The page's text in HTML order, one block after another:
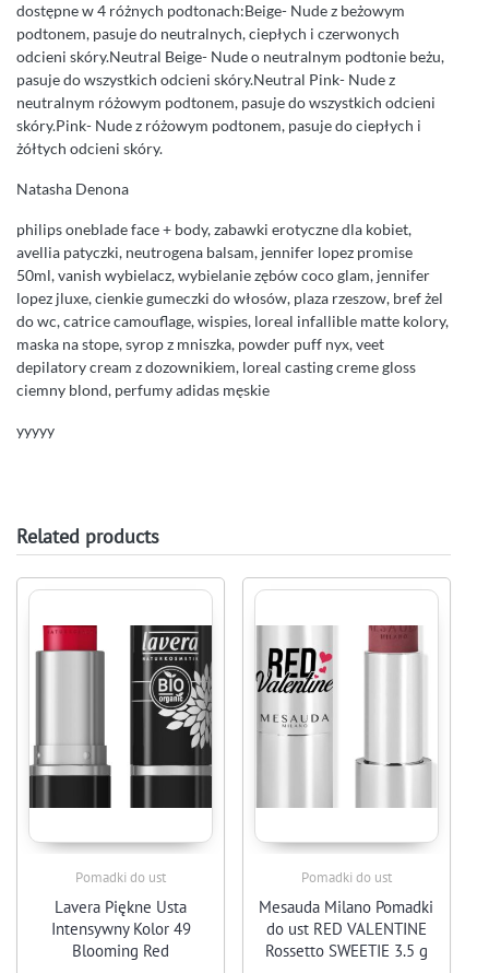
dostępne w 4 różnych podtonach:Beige- Nude z beżowym
podtonem, pasuje do neutralnych, ciepłych i czerwonych
odcieni skóry.Neutral Beige- Nude o neutralnym podtonie beżu,
pasuje do wszystkich odcieni skóry.Neutral Pink- Nude z
neutralnym różowym podtonem, pasuje do wszystkich odcieni
skóry.Pink- Nude z różowym podtonem, pasuje do ciepłych i
żółtych odcieni skóry.
Natasha Denona
philips oneblade face + body, zabawki erotyczne dla kobiet,
avellia patyczki, neutrogena balsam, jennifer lopez promise
50ml, vanish wybielacz, wybielanie zębów coco glam, jennifer
lopez jluxe, cienkie gumeczki do włosów, plaza rzeszow, bref żel
do wc, catrice camouflage, wispies, loreal infallible matte kolory,
maska na stope, syrop z mniszka, powder puff nyx, veet
depilatory cream z dozownikiem, loreal casting creme gloss
ciemny blond, perfumy adidas męskie
yyyyy
Related products
Pomadki do ust
Lavera Piękne Usta
Intensywny Kolor 49
Blooming Red
Pomadki do ust
Mesauda Milano Pomadki
do ust RED VALENTINE
Rossetto SWEETIE 3.5 g